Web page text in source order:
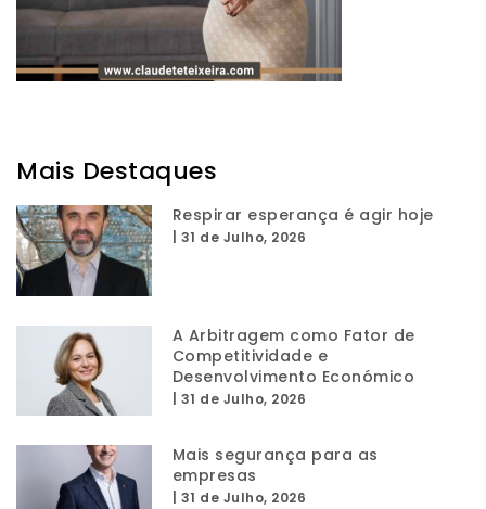
Mais Destaques
Respirar esperança é agir hoje
31 de Julho, 2026
A Arbitragem como Fator de
Competitividade e
Desenvolvimento Económico
31 de Julho, 2026
Mais segurança para as
empresas
31 de Julho, 2026